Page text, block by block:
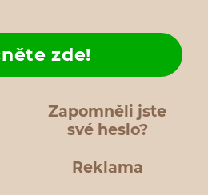
Zapomněli jste
své heslo?
zde!
Reklama